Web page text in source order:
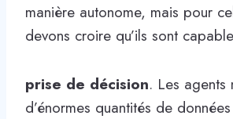
manière autonome, mais pour
devons croire qu’ils sont
prise de décision. Les agents
d’énormes quantités de